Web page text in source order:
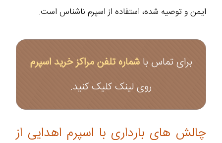
ایمن و توصیه شده، استفاده از اسپرم ناشناس است.
برای تماس باشماره تلفن مراکز خرید اسپرم
روی لینک کلیک کنید.
چالش های بارداری با اسپرم اهدایی از